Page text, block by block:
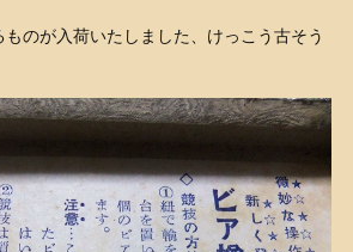
ものが入荷いたしました、けっこう古そう